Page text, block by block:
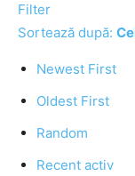
Filter
Sortează după:
Newest First
Oldest First
Random
Recent activ